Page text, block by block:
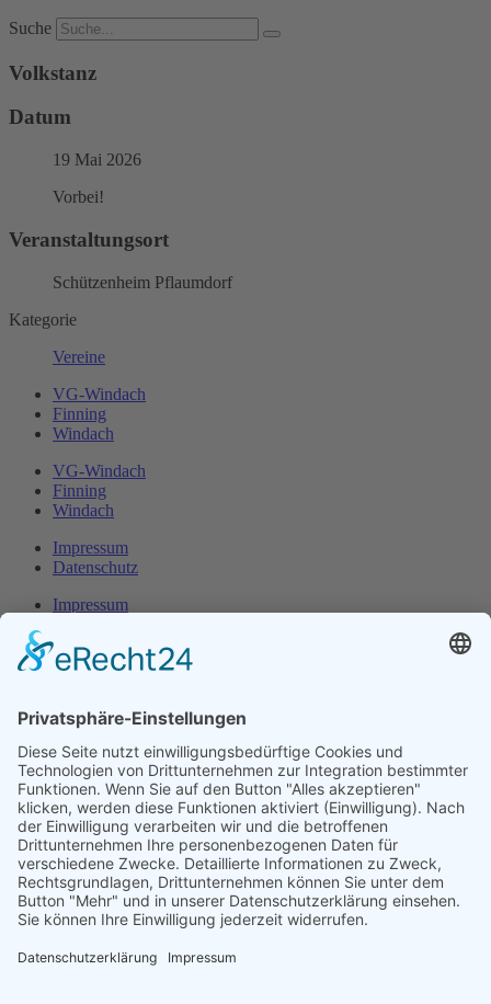
Suche
Volkstanz
Datum
19 Mai 2026
Vorbei!
Veranstaltungsort
Schützenheim Pflaumdorf
Kategorie
Vereine
VG-Windach
Finning
Windach
VG-Windach
Finning
Windach
Impressum
Datenschutz
Impressum
Erster Bürgermeister Eresing
86922 Eresing
Telefon:+49(0)8193 - 5456
Email:klotz@vg-windach.de
Sprechzeiten Bürgermeister
Montag und Mittwoch17:00 Uhr - 18:30 Uhr
Freitag15:00 Uhr - 16:30 Uhr